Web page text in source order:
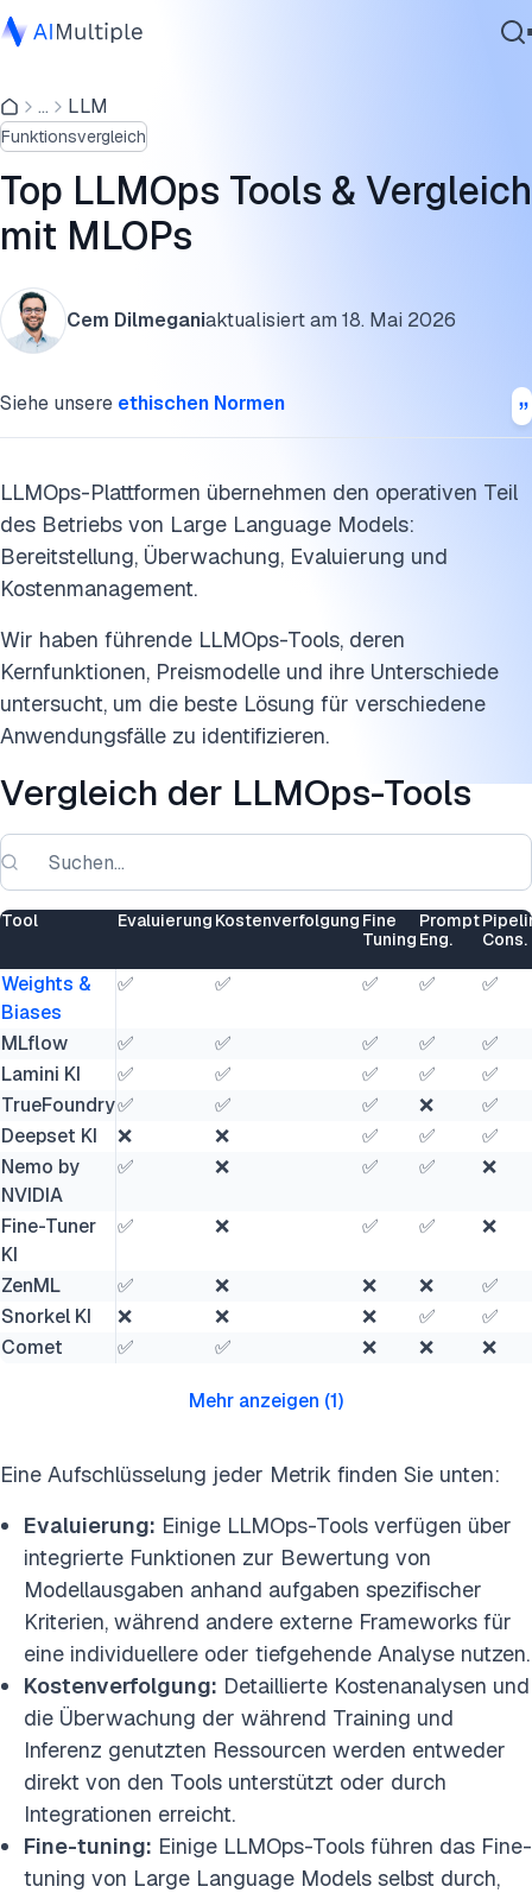
Agentische KI
Cybersicherheit
Daten
Unternehmenssoftware
Dienstleistungen
... LLM
Funktionsvergleich
Top LLMOps Tools & Vergleich
mit MLOPs
Cem Dilmeganiaktualisiert am 18. Mai 2026
Siehe unsere ethischen Normen
LLMOps-Plattformen übernehmen den operativen Teil
des Betriebs von Large Language Models:
Bereitstellung, Überwachung, Evaluierung und
Kostenmanagement.
Wir haben führende LLMOps-Tools, deren
Kernfunktionen, Preismodelle und ihre Unterschiede
untersucht, um die beste Lösung für verschiedene
Anwendungsfälle zu identifizieren.
Vergleich der LLMOps-Tools
Tool Evaluierung Kostenverfolgung Fine
Tuning
Prompt
Eng.
Cons.
Weights &
Biases
✅ ✅ ✅ ✅ ✅
MLflow ✅ ✅ ✅ ✅
✅
Lamini KI
✅ ✅ ✅ ✅
✅
TrueFoundry✅ ✅ ✅ ❌
✅
Deepset KI
❌ ❌ ✅ ✅
✅
Nemo by
NVIDIA
✅ ❌ ✅ ✅ ❌
Fine-Tuner
KI
✅ ❌ ✅ ✅ ❌
ZenML ✅ ❌ ❌ ❌
✅
Snorkel KI
❌ ❌ ❌ ✅
✅
Comet
✅ ✅ ❌ ❌ ❌
Mehr anzeigen (1)
Eine Aufschlüsselung jeder Metrik finden Sie unten:
Evaluierung: Einige LLMOps-Tools verfügen über
integrierte Funktionen zur Bewertung von
Modellausgaben anhand aufgaben spezifischer
Kriterien, während andere externe Frameworks für
eine individuellere oder tiefgehende Analyse nutzen.
Kostenverfolgung: Detaillierte Kostenanalysen und
die Überwachung der während Training und
Inferenz genutzten Ressourcen werden entweder
direkt von den Tools unterstützt oder durch
Integrationen erreicht.
Fine-tuning: Einige LLMOps-Tools führen das Fine-
tuning von Large Language Models selbst durch,
Was sind LLMOps-Plattformen?
Gemanagte Plattformen im Vergleich zu CPU-Only-Setup
Benchmark
Observability von Agenten-Workflows in LLMOps
Guardrails & Sicherheitsschichten für LLM-Observability
Was ist LLMOps?
LLMOps oder MLOps: Welches passt zu Ihrem Projekt?
Gemanagte Plattformen im Vergleich zu CPU-Only-Setup
Benchmark-Methodik
FAQs
Diese Forschung zitieren